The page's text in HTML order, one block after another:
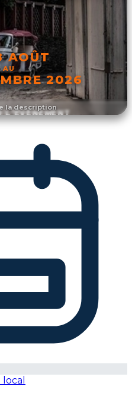
la description
AOÛT
AU
2026
L'ÉVÉNEMENT